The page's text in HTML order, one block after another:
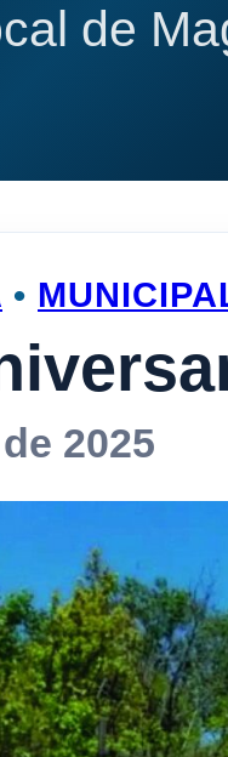
de
•
2025